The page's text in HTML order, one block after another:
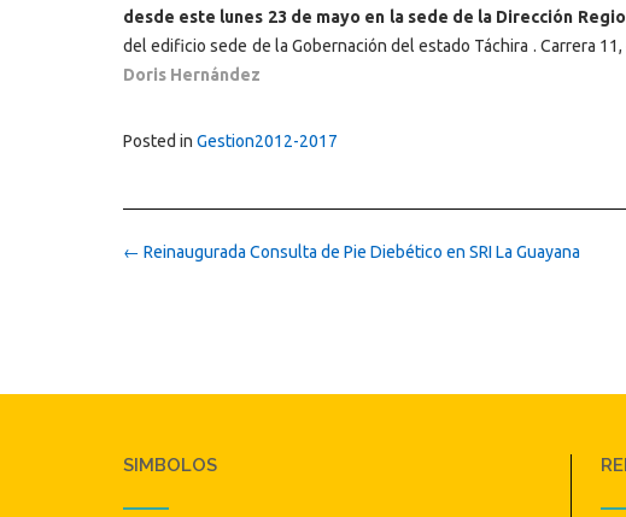
desde este lunes 23 de mayo en la sede de la Dirección
del edificio sede de la Gobernación del estado Táchira . Carrera
Doris Hernández
Posted in Gestion2012-2017
Post
← Reinaugurada Consulta de Pie Diebético en SRI La Guayana
SIMBOLOS